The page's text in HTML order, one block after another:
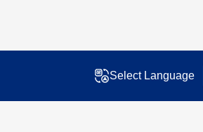
Select Language